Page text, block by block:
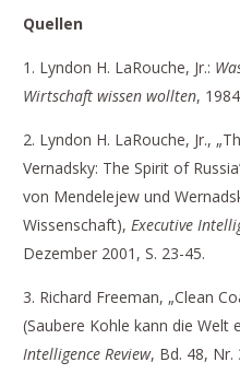
Quellen
1. Lyndon H. LaRouche, Jr.:
Wirtschaft wissen wollten,
2. Lyndon H. LaRouche, Jr.,
Vernadsky: The Spirit of
von Mendelejew und
Wissenschaft), Executive
Dezember 2001, S. 23-45.
3. Richard Freeman, „Clean
(Saubere Kohle kann die Welt
Intelligence Review, Bd. 48, Nr.